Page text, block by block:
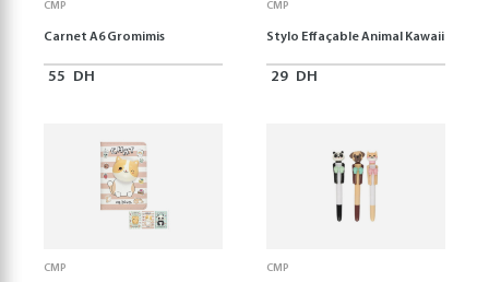
CMP
Carnet A6 Gromimis
55 DH
CMP
Stylo Effaçable Animal Kawaii
29 DH
CMP CMP